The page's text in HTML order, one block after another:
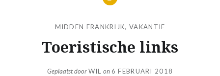
MIDDEN FRANKRIJK, VAKANTIE
Toeristische links
Geplaatst doorWIL on6 FEBRUARI 2018